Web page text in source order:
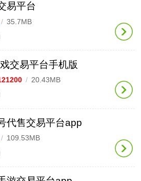
易平台
/ 35.7MB
交易平台手机版
/ 20.43MB
代售交易平台app
/ 109.53MB